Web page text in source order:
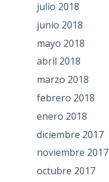
julio 2018
junio 2018
mayo 2018
abril 2018
marzo 2018
febrero 2018
enero 2018
diciembre 2017
noviembre 2017
octubre 2017